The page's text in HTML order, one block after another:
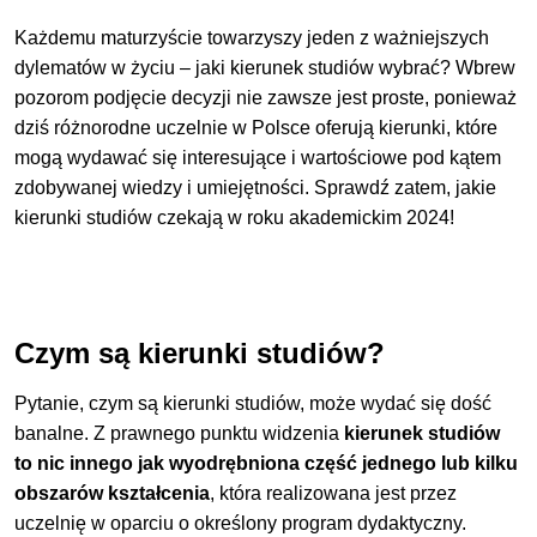
Politechnika Śląska
Śląski Uniwersytet Medyczny
Uczelnia Metropolitalna w Katowicach
Uniwersytet Ekonomiczny w Katowicach
Kielce
Politechnika Świętokrzyska
Każdemu maturzyście towarzyszy jeden z ważniejszych
dylematów w życiu – jaki kierunek studiów wybrać? Wbrew
pozorom podjęcie decyzji nie zawsze jest proste, ponieważ
dziś różnorodne uczelnie w Polsce oferują kierunki, które
mogą wydawać się interesujące i wartościowe pod kątem
zdobywanej wiedzy i umiejętności. Sprawdź zatem, jakie
kierunki studiów czekają w roku akademickim 2024!
Czym są kierunki studiów?
Pytanie, czym są kierunki studiów, może wydać się dość
banalne. Z prawnego punktu widzenia kierunek studiów
to nic innego jak wyodrębniona część jednego lub kilku
obszarów kształcenia, która realizowana jest przez
uczelnię w oparciu o określony program dydaktyczny.